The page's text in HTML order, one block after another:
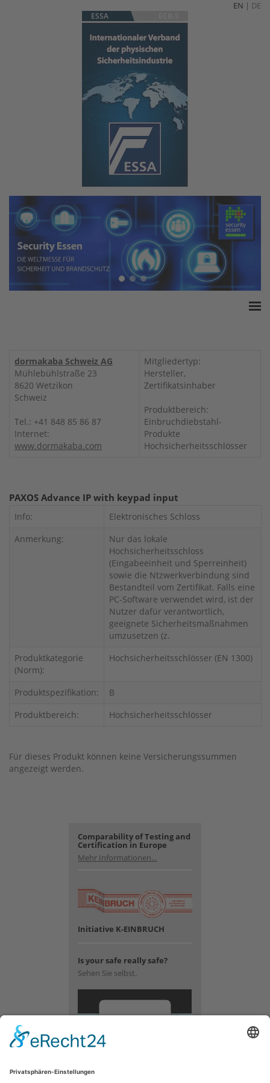
EN | DE
ESSA
White Paper
Produkte
Versicherungssummen
Presse
Kontakt
dormakaba Schweiz AG
Mühlebühlstraße 23
8620 Wetzikon
Schweiz
Tel.: +41 848 85 86 87
Internet:
www.dormakaba.com
Mitgliedertyp:
Hersteller,
Zertifikatsinhaber
Produktbereich:
Einbruchdiebstahl-
Produkte
Hochsicherheitsschlösser
PAXOS Advance IP with keypad input
Info:
Elektronisches Schloss
Anmerkung:
Nur das lokale
Hochsicherheitsschloss
(Eingabeeinheit und Sperreinheit)
sowie die Ntzwerkverbindung sind
Bestandteil vom Zertifikat. Falls eine
PC-Software verwendet wird, ist der
Nutzer dafür verantwortlich,
geeignete Sicherheitsmaßnahmen
umzusetzen (z.
Produktkategorie
(Norm):
Hochsicherheitsschlösser (EN 1300)
Produktspezifikation:
B
Produktbereich:
Hochsicherheitsschlösser
Für dieses Produkt können keine Versicherungssummen
angezeigt werden.
Comparability of Testing and
Certification in Europe
Mehr Informationen...
Initiative K-EINBRUCH
Is your safe really safe?
Sehen Sie selbst.